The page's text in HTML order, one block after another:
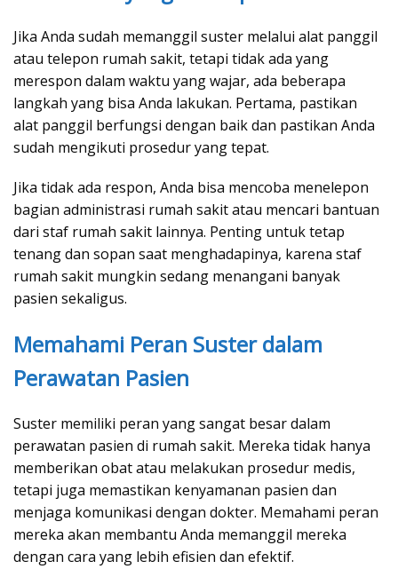
Jika Anda sudah memanggil suster melalui alat panggil
atau telepon rumah sakit, tetapi tidak ada yang
merespon dalam waktu yang wajar, ada beberapa
langkah yang bisa Anda lakukan. Pertama, pastikan
alat panggil berfungsi dengan baik dan pastikan Anda
sudah mengikuti prosedur yang tepat.
Jika tidak ada respon, Anda bisa mencoba menelepon
bagian administrasi rumah sakit atau mencari bantuan
dari staf rumah sakit lainnya. Penting untuk tetap
tenang dan sopan saat menghadapinya, karena staf
rumah sakit mungkin sedang menangani banyak
pasien sekaligus.
Memahami Peran Suster dalam
Perawatan Pasien
Suster memiliki peran yang sangat besar dalam
perawatan pasien di rumah sakit. Mereka tidak hanya
memberikan obat atau melakukan prosedur medis,
tetapi juga memastikan kenyamanan pasien dan
menjaga komunikasi dengan dokter. Memahami peran
mereka akan membantu Anda memanggil mereka
dengan cara yang lebih efisien dan efektif.